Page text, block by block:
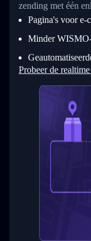
28
29
30
31
33
34
      }
  }
}
zending met één
Pagina's voor e-
Minder
Probeer de